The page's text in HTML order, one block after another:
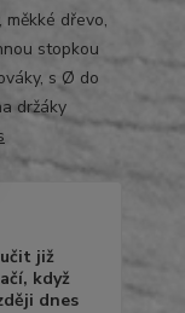
dřevo,
stopkou
s Ø do
držáky
již
když
dnes